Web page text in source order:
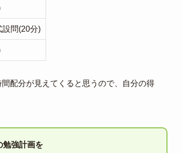
問(20分)
配分が見えてくると思うので、自分の得
勉強計画を